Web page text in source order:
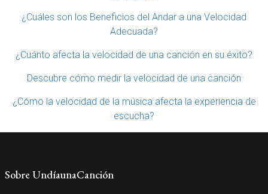
¿Cuáles son los Beneficios del Andar a una Velocidad
Adecuada?
¿Cuánto afecta la velocidad de una canción en su éxito?
Descubre cómo medir la velocidad de una canción
¿Cómo la velocidad de la música afecta la experiencia de
escucha?
Sobre UndíaunaCanción